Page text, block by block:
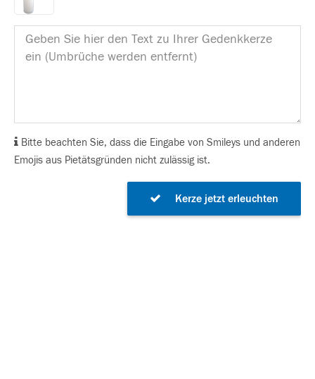
Bitte beachten Sie, dass die Eingabe von Smileys und anderen
Emojis aus Pietätsgründen nicht zulässig ist.
Kerze jetzt erleuchten